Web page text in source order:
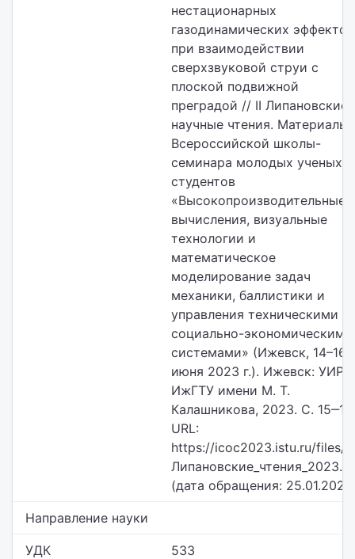
нестационарных
газодинамических эффектов
при взаимодействии
сверхзвуковой струи с
плоской подвижной
преградой // II Липановские
научные чтения. Материалы
Всероссийской школы-
семинара молодых ученых и
студентов
«Высокопроизводительные
вычисления, визуальные
технологии и
математическое
моделирование задач
механики, баллистики и
управления техническими и
социально-экономическими
системами» (Ижевск, 14–16
июня 2023 г.). Ижевск: УИР
ИжГТУ имени М. Т.
Калашникова, 2023. С. 15‒19.
URL:
https://icoc2023.istu.ru/files/
(дата обращения:
Направление науки
УДК 533